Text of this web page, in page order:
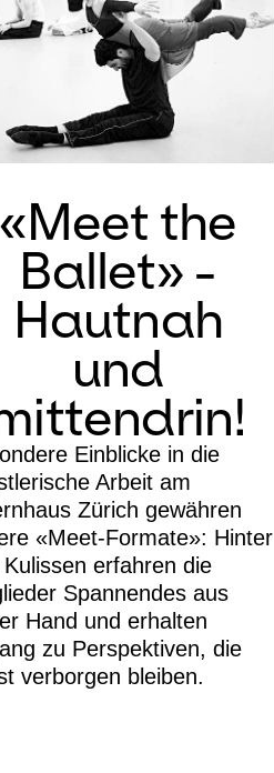
«Meet the
Ballet» -
Hautnah
und
Einblicke in die
Arbeit am
Zürich gewähren
«Meet-Formate»: Hinter
erfahren die
Spannendes aus
Hand und erhalten
zu Perspektiven, die
verborgen bleiben.